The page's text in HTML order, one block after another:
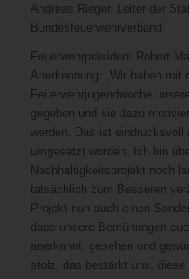
Andreas Rieger, Leiter der
Bundesfeuerwehrverband.
Feuerwehrpräsident Robert
Anerkennung: „Wir haben mit
Feuerwehrjugendwoche
gegeben und sie dazu
werden. Das ist eindrucksvoll
umgesetzt worden. Ich bin
Nachhaltigkeitsprojekt noch
tatsächlich zum Besseren
Projekt nun auch einen
dass unsere Bemühungen
anerkannt, gesehen und
stolz, das bestärkt uns, diese